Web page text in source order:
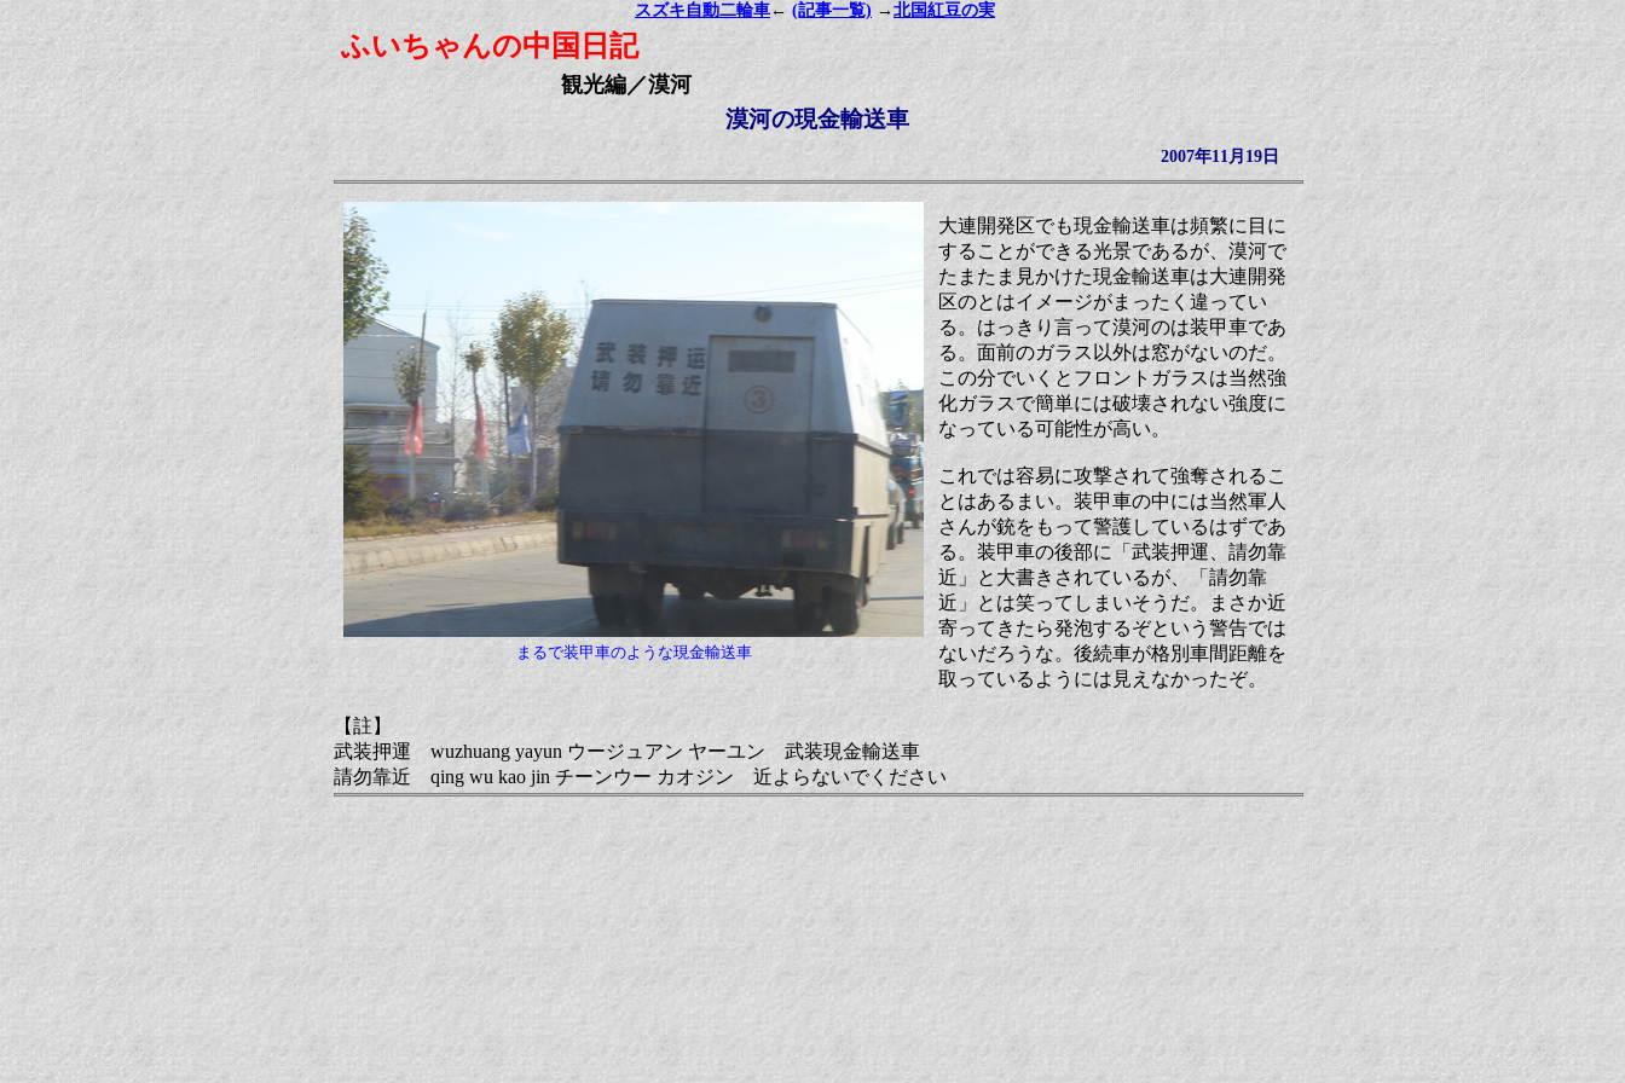
スズキ自動二輪車 ← (記事一覧) → 北国紅豆の実
ふいちゃんの中国日記
観光編／漠河
漠河の現金輸送車
2007年11月19日
まるで装甲車のような現金輸送車
大連開発区でも現金輸送車は頻繁に目に
することができる光景であるが、漠河で
たまたま見かけた現金輸送車は大連開発
区のとはイメージがまったく違ってい
る。はっきり言って漠河のは装甲車であ
る。面前のガラス以外は窓がないのだ。
この分でいくとフロントガラスは当然強
化ガラスで簡単には破壊されない強度に
なっている可能性が高い。
これでは容易に攻撃されて強奪されるこ
とはあるまい。装甲車の中には当然軍人
さんが銃をもって警護しているはずであ
る。装甲車の後部に「武装押運、請勿靠
近」と大書きされているが、「請勿靠
近」とは笑ってしまいそうだ。まさか近
寄ってきたら発泡するぞという警告では
ないだろうな。後続車が格別車間距離を
取っているようには見えなかったぞ。
【註】
武装押運 wuzhuang yayun ウージュアン ヤーユン 武装現金輸送車
請勿靠近 qing wu kao jin チーンウー カオジン 近よらないでください